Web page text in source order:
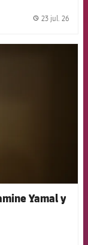
23 jul. 26
badge
Yamal y